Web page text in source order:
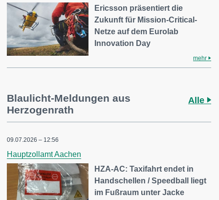
Ericsson präsentiert die
Zukunft für Mission-Critical-
Netze auf dem Eurolab
Innovation Day
mehr
Blaulicht-Meldungen aus
Herzogenrath
Alle
09.07.2026 – 12:56
Hauptzollamt Aachen
HZA-AC: Taxifahrt endet in
Handschellen / Speedball liegt
im Fußraum unter Jacke